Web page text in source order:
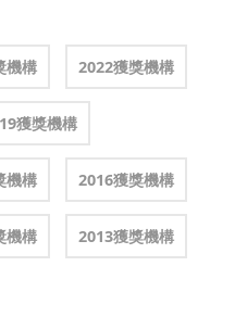
機構 2022獲獎機構
獲獎機構
機構 2016獲獎機構
機構 2013獲獎機構